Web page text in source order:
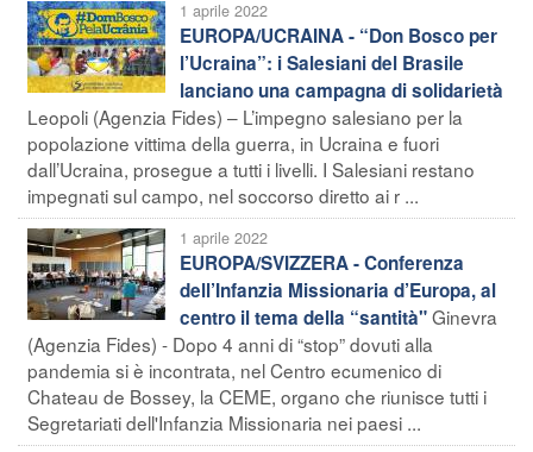
1 aprile 2022
EUROPA/UCRAINA - “Don Bosco per
l’Ucraina”: i Salesiani del Brasile
lanciano una campagna di solidarietà
Leopoli (Agenzia Fides) – L’impegno salesiano per la
popolazione vittima della guerra, in Ucraina e fuori
dall’Ucraina, prosegue a tutti i livelli. I Salesiani restano
impegnati sul campo, nel soccorso diretto ai r ...
1 aprile 2022
EUROPA/SVIZZERA - Conferenza
dell’Infanzia Missionaria d’Europa, al
centro il tema della “santità"Ginevra
(Agenzia Fides) - Dopo 4 anni di “stop” dovuti alla
pandemia si è incontrata, nel Centro ecumenico di
Chateau de Bossey, la CEME, organo che riunisce tutti i
Segretariati dell'Infanzia Missionaria nei paesi ...